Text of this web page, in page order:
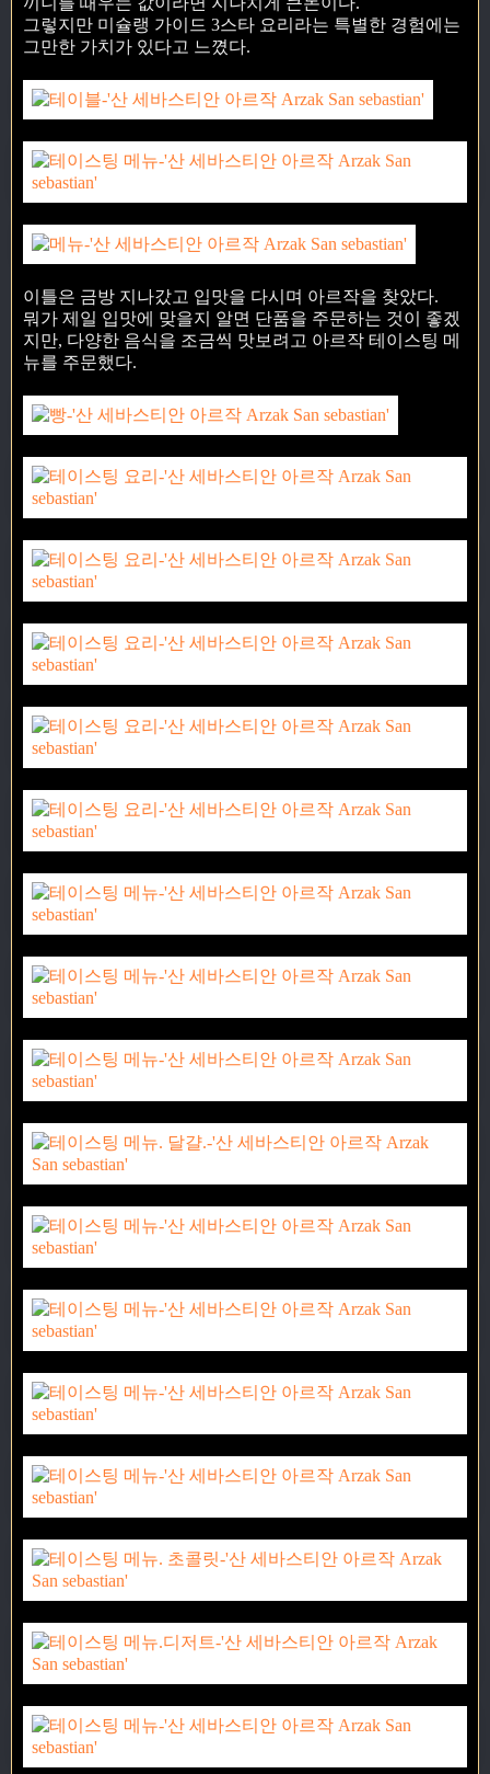
그렇지만 미슐랭 가이드 3스타 요리라는 특별한 경험에는
그만한 가치가 있다고 느꼈다.
이틀은 금방 지나갔고 입맛을 다시며 아르작을 찾았다.
뭐가 제일 입맛에 맞을지 알면 단품을 주문하는 것이 좋겠
지만, 다양한 음식을 조금씩 맛보려고 아르작 테이스팅 메
뉴를 주문했다.